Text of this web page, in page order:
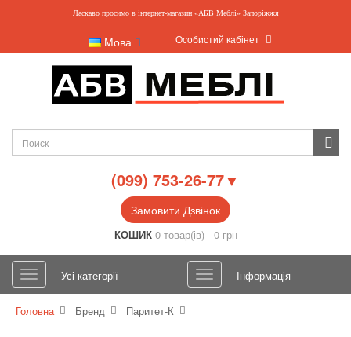
Ласкаво просимо в інтернет-магазин «АБВ Меблі» Запоріжжя
Мова Особистий кабінет
(099) 753-26-77▼
Замовити Дзвінок
КОШИК 0 товар(ів) - 0 грн
Усі категорії Інформація
Головна Бренд Паритет-К